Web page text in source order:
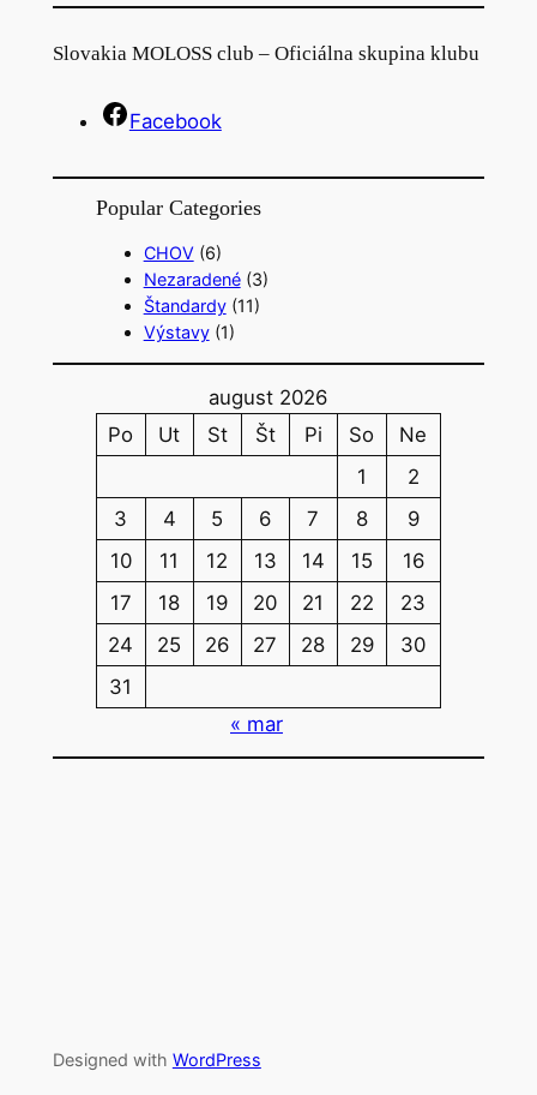
e
a
Slovakia MOLOSS club – Oficiálna skupina klubu
Facebook
Popular Categories
CHOV(6)
Nezaradené(3)
Štandardy(11)
Výstavy(1)
august 2026
Po
Ut St Št Pi So
Ne
1
2
3
4 5 6 7 8
9
10
11 12 13 14 15
16
17
18 19 20 21 22
23
24
25 26 27 28 29
30
31
« mar
Designed with WordPress